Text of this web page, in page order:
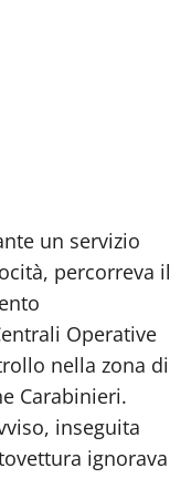
un servizio
percorreva il
Operative
nella zona di
Carabinieri.
inseguita
ignorava